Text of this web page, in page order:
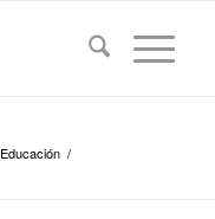
Educación /